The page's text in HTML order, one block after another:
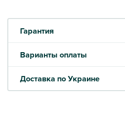
Гарантия
Варианты оплаты
Доставка по Украине